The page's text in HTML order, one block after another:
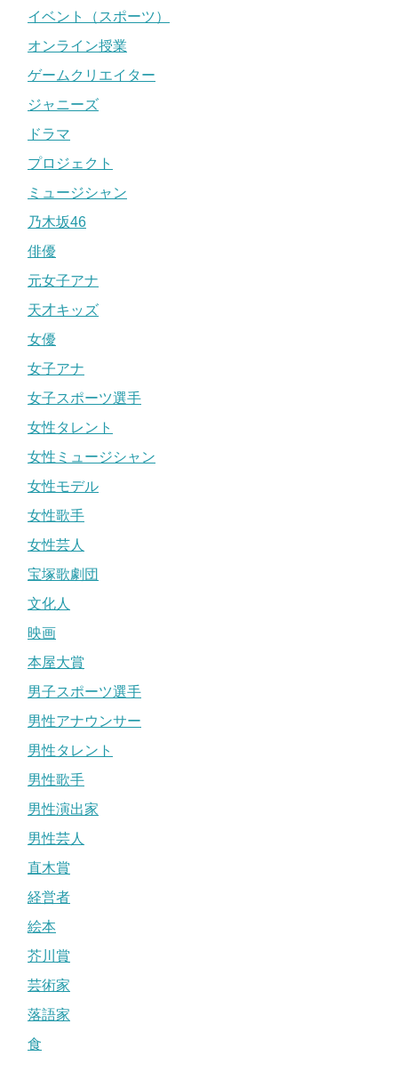
イベント（スポーツ）
オンライン授業
ゲームクリエイター
ジャニーズ
ドラマ
プロジェクト
ミュージシャン
乃木坂46
俳優
元女子アナ
天才キッズ
女優
女子アナ
女子スポーツ選手
女性タレント
女性ミュージシャン
女性モデル
女性歌手
女性芸人
宝塚歌劇団
文化人
映画
本屋大賞
男子スポーツ選手
男性アナウンサー
男性タレント
男性歌手
男性演出家
男性芸人
直木賞
経営者
絵本
芥川賞
芸術家
落語家
食